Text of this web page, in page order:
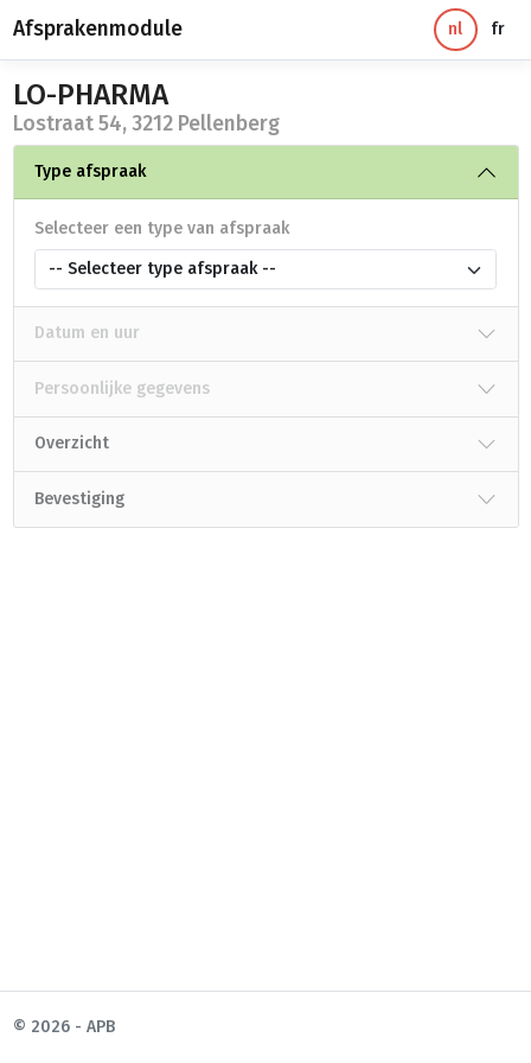
Afsprakenmodule nl fr
LO-PHARMA
Lostraat 54, 3212 Pellenberg
Type afspraak
Selecteer een type van afspraak
-- Selecteer type afspraak --
Datum en uur
Persoonlijke gegevens
Overzicht
Bevestiging
© 2026 - APB